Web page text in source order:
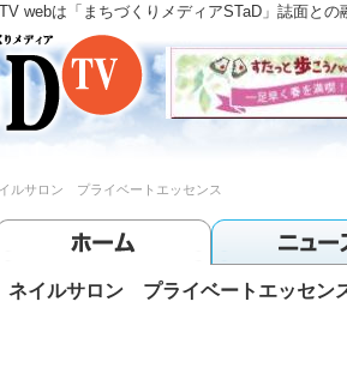
webは「まちづくりメディアSTaD」誌面と
ルサロン プライベートエッセンス
ネイルサロン プライベートエッセン